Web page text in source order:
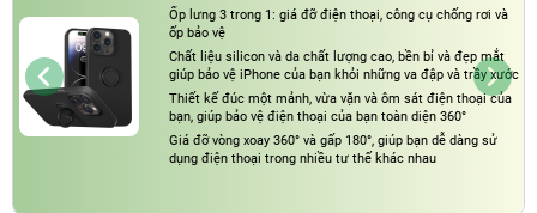
Ốp lưng 3 trong 1: giá đỡ điện thoại, công cụ chống rơi và
ốp bảo vệ
Chất liệu silicon và da chất lượng cao, bền bỉ và đẹp mắt
giúp bảo vệ iPhone của bạn khỏi những va đập và trầy xước
Thiết kế đúc một mảnh, vừa vặn và ôm sát điện thoại của
bạn, giúp bảo vệ điện thoại của bạn toàn diện 360°
Giá đỡ vòng xoay 360° và gấp 180°, giúp bạn dễ dàng sử
dụng điện thoại trong nhiều tư thế khác nhau